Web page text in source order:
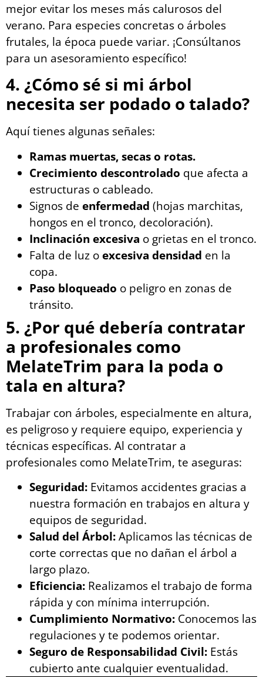
mejor evitar los meses más calurosos del
verano. Para especies concretas o árboles
frutales, la época puede variar. ¡Consúltanos
para un asesoramiento específico!
4. ¿Cómo sé si mi árbol
necesita ser podado o talado?
Aquí tienes algunas señales:
Ramas muertas, secas o rotas.
Crecimiento descontrolado que afecta a
estructuras o cableado.
Signos de enfermedad (hojas marchitas,
hongos en el tronco, decoloración).
Inclinación excesiva o grietas en el tronco.
Falta de luz o excesiva densidad en la
copa.
Paso bloqueado o peligro en zonas de
tránsito.
5. ¿Por qué debería contratar
a profesionales como
MelateTrim para la poda o
tala en altura?
Trabajar con árboles, especialmente en altura,
es peligroso y requiere equipo, experiencia y
técnicas específicas. Al contratar a
profesionales como MelateTrim, te aseguras:
Seguridad: Evitamos accidentes gracias a
nuestra formación en trabajos en altura y
equipos de seguridad.
Salud del Árbol:Aplicamos las técnicas de
corte correctas que no dañan el árbol a
largo plazo.
Eficiencia: Realizamos el trabajo de forma
rápida y con mínima interrupción.
Cumplimiento Normativo: Conocemos las
regulaciones y te podemos orientar.
Seguro de Responsabilidad Civil: Estás
cubierto ante cualquier eventualidad.